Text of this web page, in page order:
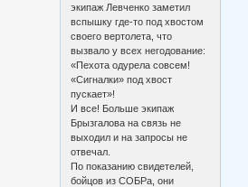
экипаж Левченко заметил
вспышку где-то под хвостом
своего вертолета, что
вызвало у всех негодование:
«Пехота одурела совсем!
«Сигналки» под хвост
пускает»!
И все! Больше экипаж
Брызгалова на связь не
выходил и на запросы не
отвечал.
По показанию свидетелей,
бойцов из СОБРа, они